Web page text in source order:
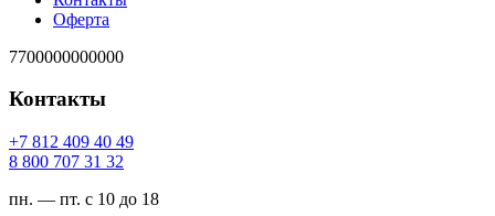
Оферта
7700000000000
Контакты
94 04 904 218 7+
23 13 707 008 8
пн. — пт. с 10 до 18